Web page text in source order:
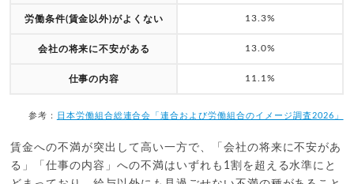
労働条件(賃金以外)がよくない 13.3%
会社の将来に不安がある 13.0%
仕事の内容 11.1%
参考： 日本労働組合総連合会「連合および労働組合のイメージ調査2026」
賃金への不満が突出して高い一方で、「会社の将来に不安があ
る」「仕事の内容」への不満はいずれも1割を超える水準にと